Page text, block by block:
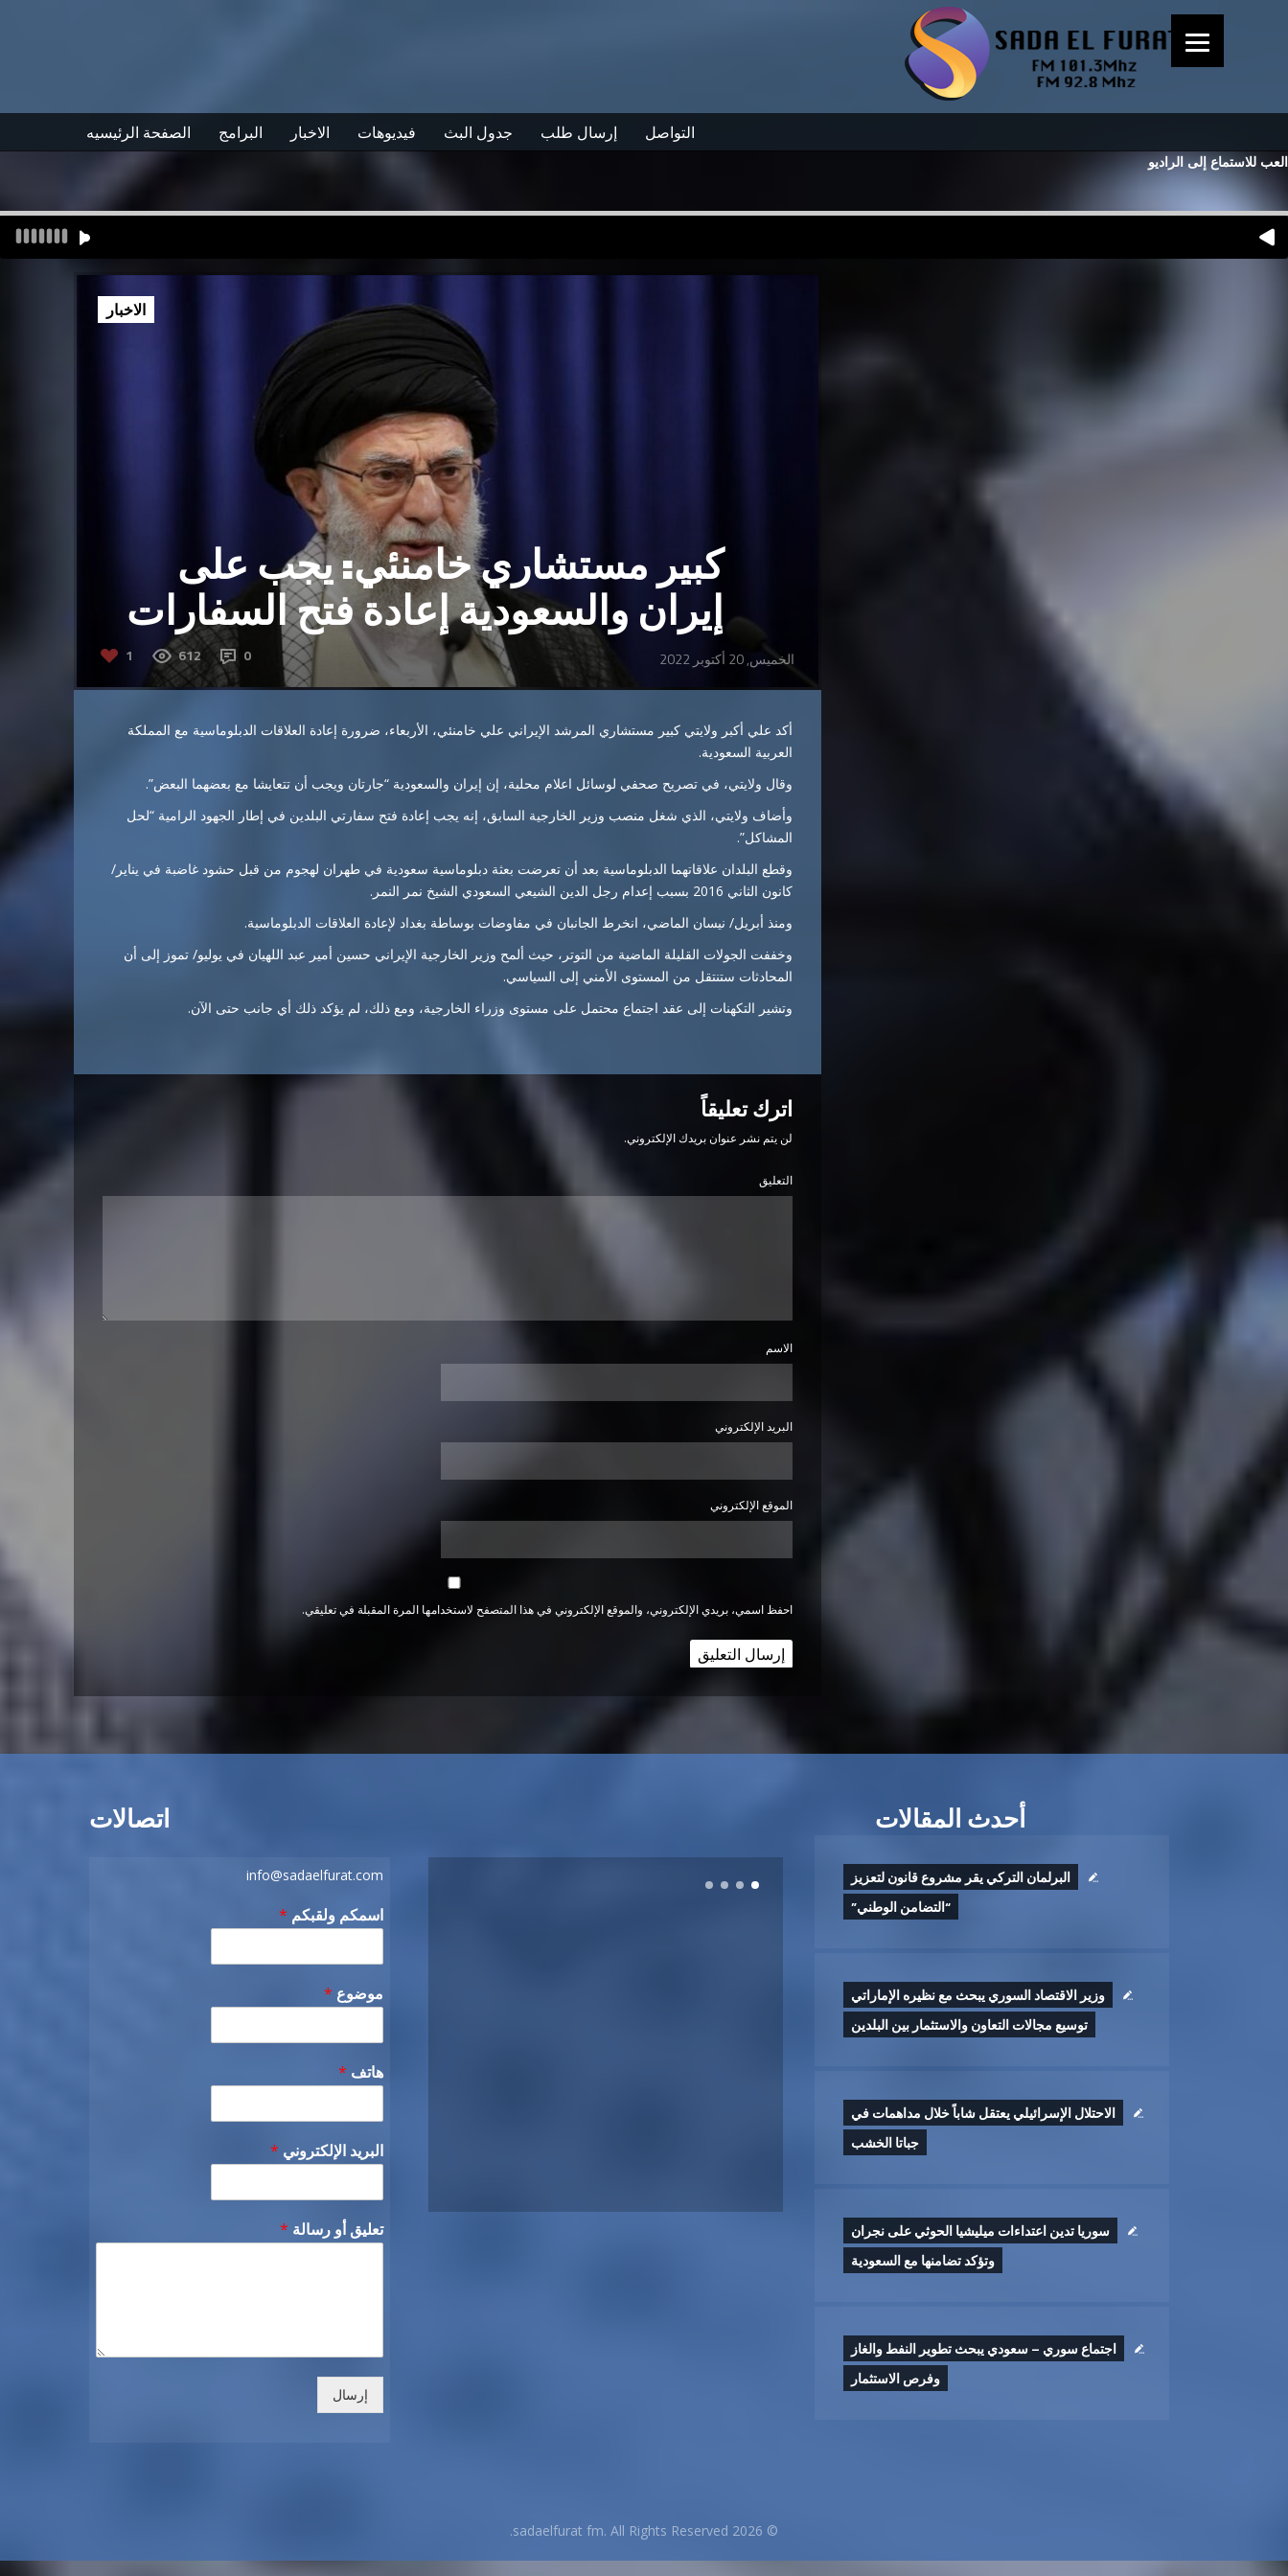
الصفحة الرئيسيه البرامج الاخبار فيديوهات جدول البث إرسال طلب التواصل
العب للاستماع إلى الراديو
كبير مستشاري خامنئي: يجب على
إيران والسعودية إعادة فتح السفارات
1 612 0 الخميس, 20 أكتوبر 2022
الاخبار
أكد علي أكبر ولايتي كبير مستشاري المرشد الإيراني علي خامنئي، الأربعاء، ضرورة إعادة العلاقات الدبلوماسية مع المملكة
العربية السعودية.
وقال ولايتي، في تصريح صحفي لوسائل اعلام محلية، إن إيران والسعودية “جارتان ويجب أن تتعايشا مع بعضهما البعض”.
وأضاف ولايتي، الذي شغل منصب وزير الخارجية السابق، إنه يجب إعادة فتح سفارتي البلدين في إطار الجهود الرامية “لحل
المشاكل”.
وقطع البلدان علاقاتهما الدبلوماسية بعد أن تعرضت بعثة دبلوماسية سعودية في طهران لهجوم من قبل حشود غاضبة في يناير/
كانون الثاني 2016 بسبب إعدام رجل الدين الشيعي السعودي الشيخ نمر النمر.
ومنذ أبريل/ نيسان الماضي، انخرط الجانبان في مفاوضات بوساطة بغداد لإعادة العلاقات الدبلوماسية.
وخففت الجولات القليلة الماضية من التوتر، حيث ألمح وزير الخارجية الإيراني حسين أمير عبد اللهيان في يوليو/ تموز إلى أن
المحادثات ستنتقل من المستوى الأمني ​​إلى السياسي.
وتشير التكهنات إلى عقد اجتماع محتمل على مستوى وزراء الخارجية، ومع ذلك، لم يؤكد ذلك أي جانب حتى الآن.
اترك تعليقاً
لن يتم نشر عنوان بريدك الإلكتروني.
التعليق
الاسم
البريد الإلكتروني
الموقع الإلكتروني
احفظ اسمي، بريدي الإلكتروني، والموقع الإلكتروني في هذا المتصفح لاستخدامها المرة المقبلة في تعليقي.
اتصالات
info@sadaelfurat.com
اسمكم ولقبكم *
موضوع *
هاتف *
البريد الإلكتروني *
تعليق أو رسالة *
إرسال
أحدث المقالات
البرلمان التركي يقر مشروع قانون لتعزيز
“التضامن الوطني”
وزير الاقتصاد السوري يبحث مع نظيره الإماراتي
توسيع مجالات التعاون والاستثمار بين البلدين
الاحتلال الإسرائيلي يعتقل شاباً خلال مداهمات في
جباتا الخشب
سوريا تدين اعتداءات ميليشيا الحوثي على نجران
وتؤكد تضامنها مع السعودية
اجتماع سوري – سعودي يبحث تطوير النفط والغاز
وفرص الاستثمار
© 2026 sadaelfurat fm. All Rights Reserved.